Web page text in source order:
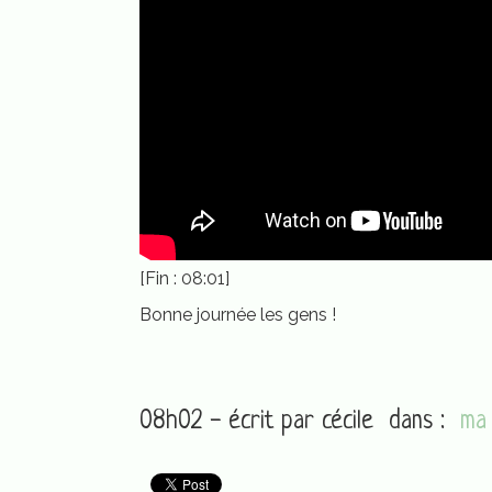
[Fin : 08:01]
Bonne journée les gens !
08h02 - écrit par cécile dans :